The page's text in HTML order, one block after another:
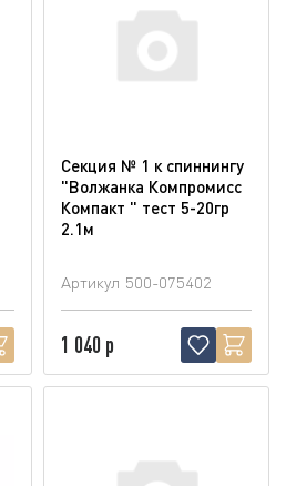
Секция № 1 к спиннингу
"Волжанка Компромисс
Компакт " тест 5-20гр
2.1м
Артикул 500-075402
1 040 р